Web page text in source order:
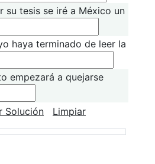
su tesis se iré a México un
haya terminado de leer la
empezará a quejarse
Solución Limpiar